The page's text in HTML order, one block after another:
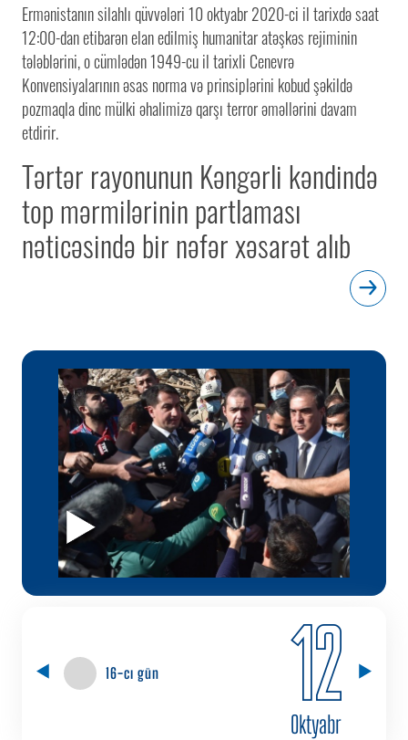
Tərtər rayonunun Kəngərli kəndində
top mərmilərinin partlaması
nəticəsində bir nəfər xəsarət alıb
Ermənistanın silahlı qüvvələri 10 oktyabr 2020-ci il tarixdə saat
12:00-dan etibarən elan edilmiş humanitar atəşkəs rejiminin
tələblərini, o cümlədən 1949-cu il tarixli Cenevrə
Konvensiyalarının əsas norma və prinsiplərini kobud şəkildə
pozmaqla dinc mülki əhalimizə qarşı terror əməllərini davam
etdirir.
16-cı gün 12
Oktyabr